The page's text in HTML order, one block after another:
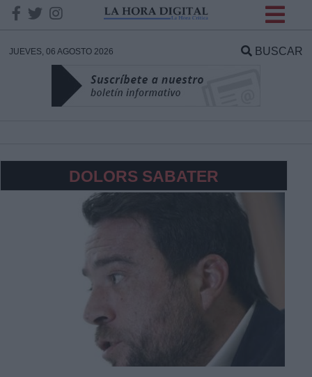
JUEVES, 06 AGOSTO 2026 BUSCAR
DOLORS SABATER
DATOS
Responsable: